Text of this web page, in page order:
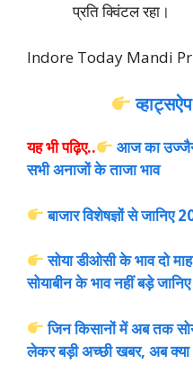
प्रति क्विंटल रहा।
Indore Today Mandi
यह भी पढ़िए..
आज का उज्जैन
सभी अनाजों के ताजा भाव
बाजार विशेषज्ञों से
सोया डीओसी के भाव दो
सोयाबीन के भाव नहीं बड़े
जिन किसानों में अब तक
लेकर बड़ी अच्छी खबर, अब क्या